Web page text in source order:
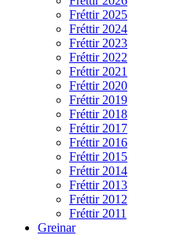
Fréttir 2025
Fréttir 2024
Fréttir 2023
Fréttir 2022
Fréttir 2021
Fréttir 2020
Fréttir 2019
Fréttir 2018
Fréttir 2017
Fréttir 2016
Fréttir 2015
Fréttir 2014
Fréttir 2013
Fréttir 2012
Fréttir 2011
Greinar